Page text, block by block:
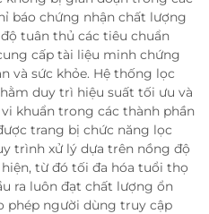
báo chứng nhận chất lượng
tuân thủ các tiêu chuẩn
cấp tài liệu minh chứng
và sức khỏe. Hệ thống lọc
duy trì hiệu suất tối ưu và
khuẩn trong các thành phần
trang bị chức năng lọc
trình xử lý dựa trên nồng độ
từ đó tối đa hóa tuổi thọ
ra luôn đạt chất lượng ổn
phép người dùng truy cập